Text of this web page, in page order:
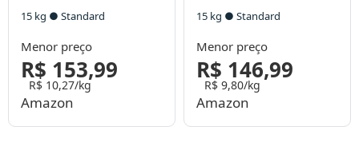
15 kg ● Standard
Menor preço
R$ 153,99
R$ 10,27/kg
Amazon
15 kg ● Standard
Menor preço
R$ 146,99
R$ 9,80/kg
Amazon